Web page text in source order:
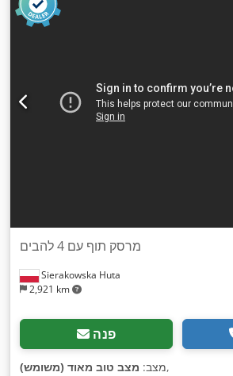
Sierakowska Huta
2,921 km
מרסק תוף עם 4 להבים
פנה
מצב: מצב טוב מאוד (משומש) ,